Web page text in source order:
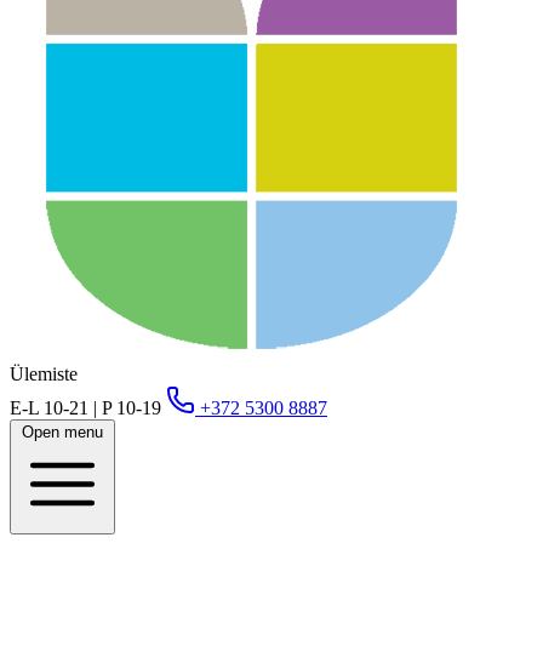
Ülemiste
E-L 10-21 | P 10-19
+372 5300 8887
Open menu